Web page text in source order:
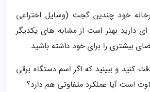
خود چندین گجت (وسایل اختراعی
دارید بهتر است از مشابه های یکدیگر
بیشتری را برای خود داشته باشید.
کنید و ببینید که اگر اسم دستگاه برقی
است آیا عملکرد متفاوتی هم دارد؟